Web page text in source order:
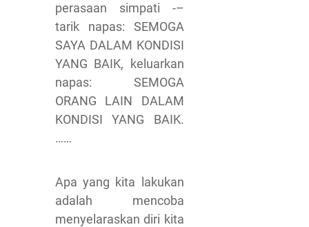
perasaan simpati -–
tarik napas: SEMOGA
SAYA DALAM KONDISI
YANG BAIK, keluarkan
napas: SEMOGA
ORANG LAIN DALAM
KONDISI YANG BAIK.
……
Apa yang kita lakukan
adalah mencoba
menyelaraskan diri kita